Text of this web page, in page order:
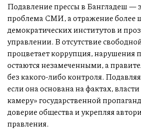
Подавление прессы в Бангладеш —
проблема СМИ, а отражение более
демократических институтов и
управлении. В отсутствие
процветает коррупция, нарушения
остаются незамеченными, а
без какого-либо контроля.
если она основана на фактах,
камеру» государственной
доверие общества и укрепляя
правления.